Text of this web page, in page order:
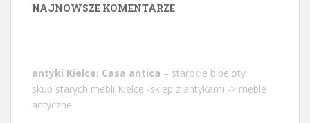
NAJNOWSZE KOMENTARZE
antyki Kielce: Casa antica – starocie bibeloty
skup starych mebli Kielce -sklep z antykami -> meble
antyczne